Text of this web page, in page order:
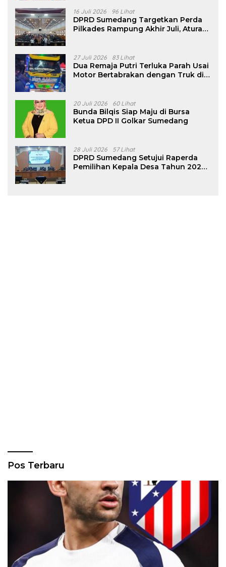
16 Juli 2026 96 Lihat
DPRD Sumedang Targetkan Perda
Pilkades Rampung Akhir Juli, Aturan
27 Juli 2026 83 Lihat
Dua Remaja Putri Terluka Parah Usai
Motor Bertabrakan dengan Truk di
20 Juli 2026 60 Lihat
Bunda Bilqis Siap Maju di Bursa
Ketua DPD II Golkar Sumedang
28 Juli 2026 57 Lihat
DPRD Sumedang Setujui Raperda
Pemilihan Kepala Desa Tahun 2026
Pos Terbaru